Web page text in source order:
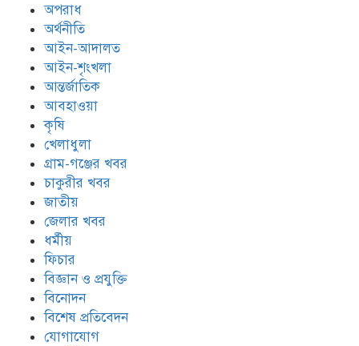
অপরাধ
অর্থনীতি
আইন-আদালত
আইন-শৃংখলা
আন্তর্জাতিক
আবহাওয়া
কৃষি
খেলাধুলা
গ্রাম-গঞ্জের খবর
চাকুরীর খবর
জাতীয়
জেলার খবর
ধর্মীয়
ফিচার
বিজ্ঞান ও প্রযুক্তি
বিনোদন
বিশেষ প্রতিবেদন
যোগাযোগ